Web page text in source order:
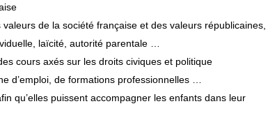
se
valeurs de lasociété française et des valeurs républicaines
viduelle laïcité autorité parentale …
es cours axés sur les droits civiques et politique
e d’emploi de formations professionnelles …
in qu’elles puissent accompagner les enfants dans leur